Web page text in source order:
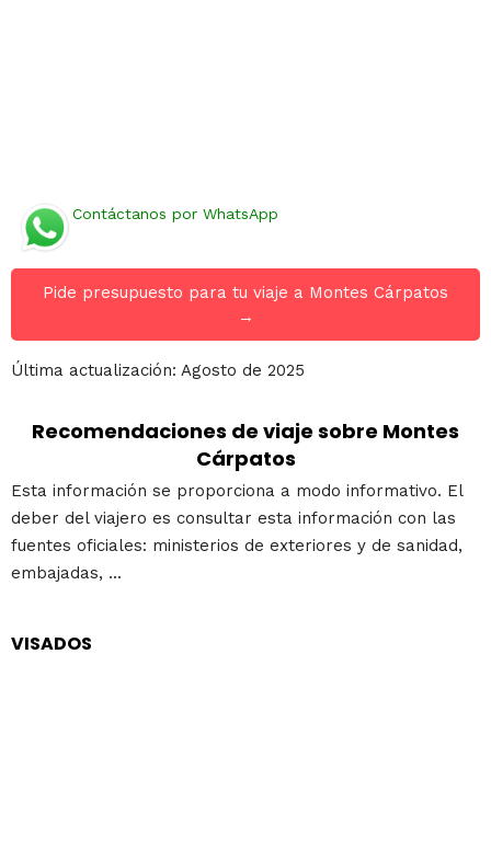
Contáctanos por WhatsApp
Pide presupuesto para tu viaje a Montes Cárpatos
→
Última actualización: Agosto de 2025
Recomendaciones de viaje sobre Montes
Cárpatos
Esta información se proporciona a modo informativo. El
deber del viajero es consultar esta información con las
fuentes oficiales: ministerios de exteriores y de sanidad,
embajadas, ...
VISADOS